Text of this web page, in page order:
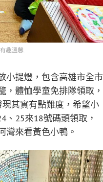
趣溫馨.
小提燈，包含高雄市全市
體恤學童免排隊領取，
其實有點難度，希望小
25來18號碼頭領取，
灣來看黃色小鴨。